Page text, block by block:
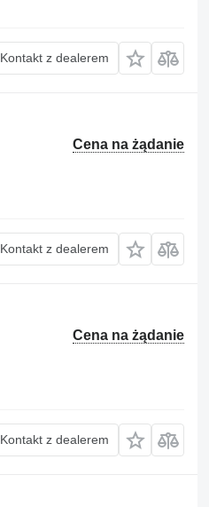
Kontakt z dealerem
Cena na żądanie
Kontakt z dealerem
Cena na żądanie
Kontakt z dealerem